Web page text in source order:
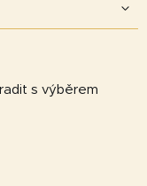
s výběrem